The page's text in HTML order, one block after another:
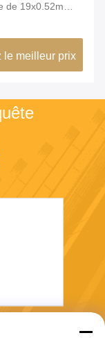
de 19x0.52mm
chauffe
le meilleur prix